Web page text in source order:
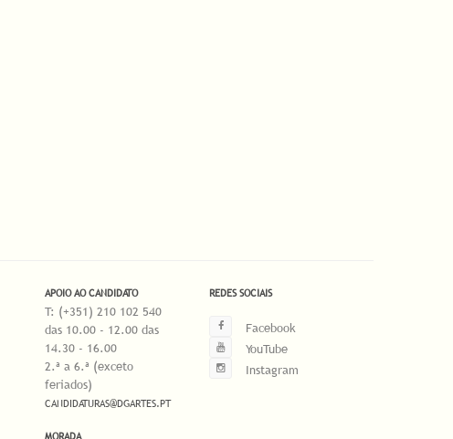
APOIO AO CANDIDATO
T: (+351) 210 102 540
das 10.00 - 12.00 das
14.30 - 16.00
2.ª a 6.ª (exceto
feriados)
CANDIDATURAS@DGARTES.PT
MORADA
REDES SOCIAIS
Facebook
YouTube
Instagram